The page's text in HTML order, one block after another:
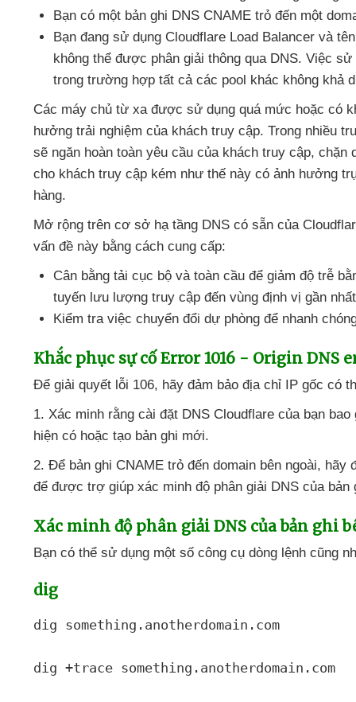
Bạn có một bản ghi DNS CNAME trỏ đến một
Bạn đang sử dụng Cloudflare Load Balancer và
không thể được phân giải thông qua DNS. Việc sử
trong trường hợp tất cả các pool khác không khả
Các máy chủ từ xa được sử dụng quá mức hoặc có
hưởng trải nghiệm của khách truy cập. Trong nhiều
sẽ ngăn hoàn toàn yêu cầu của khách truy cập, chặn
cho khách truy cập kém như thế này có ảnh hưởng
hàng.
Mở rộng trên cơ sở hạ tầng DNS có sẵn của
vấn đề này bằng cách cung cấp:
Cân bằng tải cục bộ và toàn cầu để giảm độ trễ
tuyến lưu lượng truy cập đến vùng định vị gần
Kiểm tra việc chuyển đổi dự phòng để nhanh
Khắc phục sự cố Error 1016 - Origin DNS
Để giải quyết lỗi 106, hãy đảm bảo địa chỉ IP gốc có
1. Xác minh rằng cài đặt DNS Cloudflare của bạn bao
hiện có hoặc tạo bản ghi mới.
2. Để bản ghi CNAME trỏ đến domain bên ngoài, hãy
để được trợ giúp xác minh độ phân giải DNS của bản
Xác minh độ phân giải DNS của bản ghi
Bạn có thể sử dụng một số công cụ dòng lệnh cũng
dig
dig something.anotherdomain.com
dig +trace something.anotherdomain.com